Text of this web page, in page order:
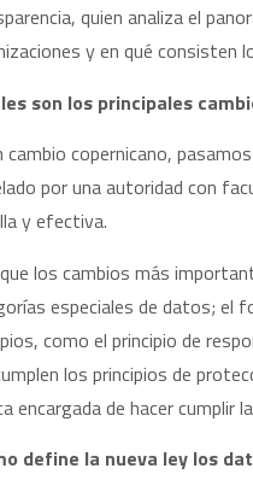
quien analiza el
y en qué consisten
son los principales
cambio copernicano,
por una autoridad con
y efectiva.
los cambios más
especiales de datos; el
como el principio de
los principios de
encargada de hacer cumplir
define la nueva ley los